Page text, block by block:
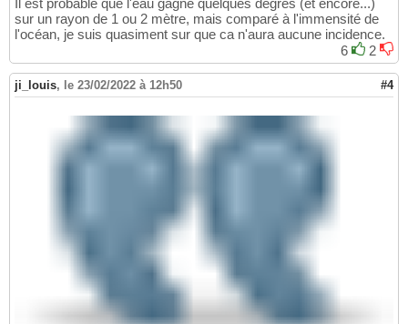
Il est probable que l'eau gagne quelques degrés (et encore...)
sur un rayon de 1 ou 2 mètre, mais comparé à l'immensité de
l'océan, je suis quasiment sur que ca n'aura aucune incidence.
6
2
ji_louis, le 23/02/2022 à 12h50 #4